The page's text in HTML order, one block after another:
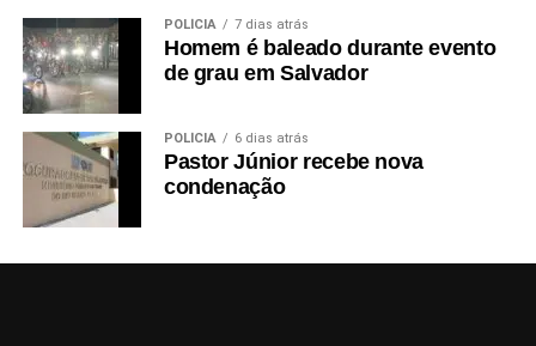
POLÍCIA 7 dias atrás
Homem é baleado durante evento
de grau em Salvador
POLÍCIA 6 dias atrás
Pastor Júnior recebe nova
condenação